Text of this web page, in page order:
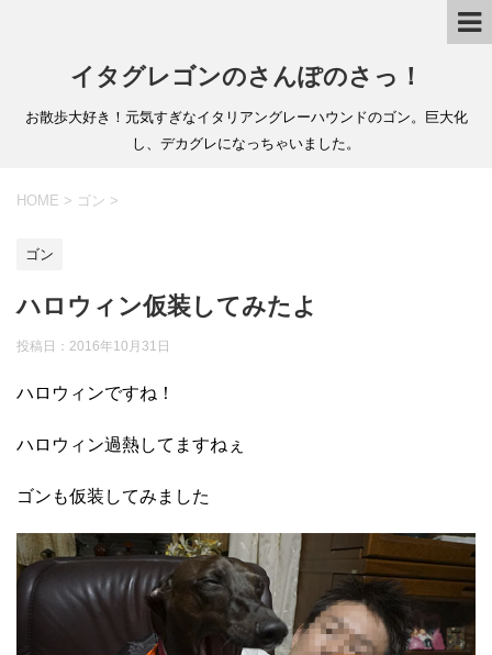
イタグレゴンのさんぽのさっ！
お散歩大好き！元気すぎなイタリアングレーハウンドのゴン。巨大化
し、デカグレになっちゃいました。
HOME > ゴン >
ゴン
ハロウィン仮装してみたよ
投稿日： 2016年10月31日
ハロウィンですね！
ハロウィン過熱してますねぇ
ゴンも仮装してみました